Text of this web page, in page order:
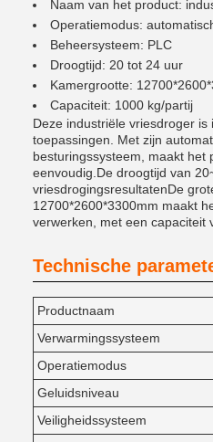
Naam van het product:
Operatiemodus:
Beheersysteem: PLC
Droogtijd: 20 tot 24 uur
Kamergrootte:
Capaciteit: 1000 kg/partij
Deze industriële vriesdroger
toepassingen. Met zijn
besturingssysteem, maakt het
eenvoudig.De droogtijd van
vriesdrogingsresultatenDe
12700*2600*3300mm maakt
verwerken, met een capaciteit
Technische
Productnaam
Verwarmingssysteem
Operatiemodus
Geluidsniveau
Veiligheidssysteem